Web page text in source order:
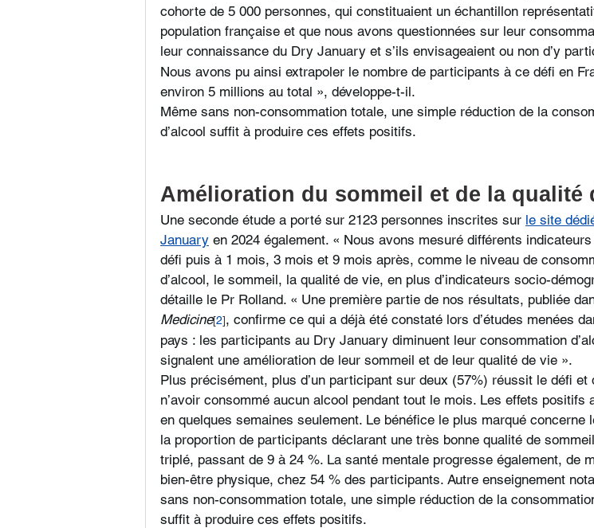
cohorte de 5 000 personnes, qui constituaient un échantillon
population française et que nous avons questionnées sur leur
leur connaissance du Dry January et s’ils envisageaient ou non d’y
Nous avons pu ainsi extrapoler le nombre de participants à ce défi en
environ 5 millions au total », développe-t-il.
Même sans non-consommation totale, une simple réduction de la
d’alcool suffit à produire ces effets positifs.
Amélioration du sommeil et de la qualité
Une seconde étude a porté sur 2123 personnes inscrites sur le site
January en 2024 également. « Nous avons mesuré différents
défi puis à 1 mois, 3 mois et 9 mois après, comme le niveau de
d’alcool, le sommeil, la qualité de vie, en plus d’indicateurs socio-
détaille le Pr Rolland. « Une première partie de nos résultats, publiée
Medicine[2], confirme ce qui a déjà été constaté lors d’études menées
pays : les participants au Dry January diminuent leur consommation
signalent une amélioration de leur sommeil et de leur qualité de vie ».
Plus précisément, plus d’un participant sur deux (57%) réussit le défi et
n’avoir consommé aucun alcool pendant tout le mois. Les effets positifs
en quelques semaines seulement. Le bénéfice le plus marqué concerne
la proportion de participants déclarant une très bonne qualité de
triplé, passant de 9 à 24 %. La santé mentale progresse également, de
bien-être physique, chez 54 % des participants. Autre enseignement
sans non-consommation totale, une simple réduction de la
suffit à produire ces effets positifs.